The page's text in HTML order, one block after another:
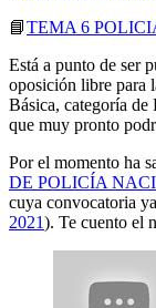
📘TEMA 6
Está a punto de ser
oposición libre para
Básica, categoría
que muy pronto
Por el momento ha
DE POLICÍA
cuya convocatoria
2021). Te cuento el